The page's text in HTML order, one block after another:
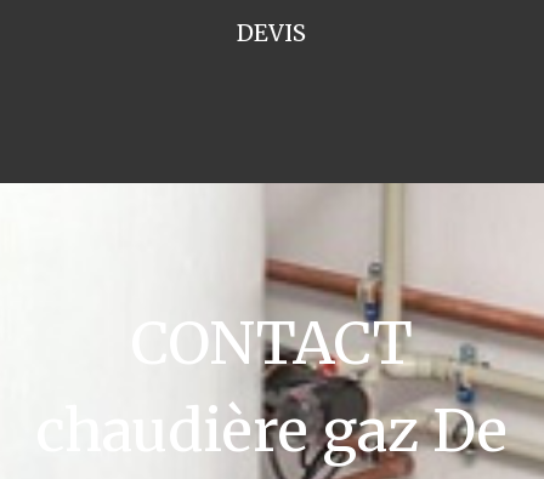
DEVIS
CONTACT
chaudière gaz De